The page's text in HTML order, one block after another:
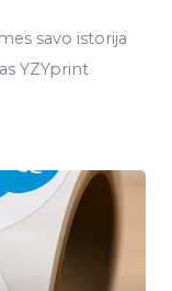
savo istorija
YZYprint